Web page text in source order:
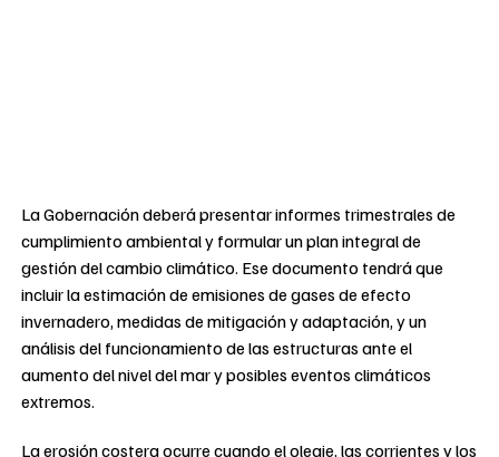
La Gobernación deberá presentar informes trimestrales de
cumplimiento ambiental y formular un plan integral de
gestión del cambio climático. Ese documento tendrá que
incluir la estimación de emisiones de gases de efecto
invernadero, medidas de mitigación y adaptación, y un
análisis del funcionamiento de las estructuras ante el
aumento del nivel del mar y posibles eventos climáticos
extremos.
La erosión costera ocurre cuando el oleaje, las corrientes y los